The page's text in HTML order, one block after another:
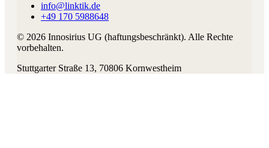
info@linktik.de
+49 170 5988648
© 2026 Innosirius UG (haftungsbeschränkt). Alle Rechte
vorbehalten.
Stuttgarter Straße 13, 70806 Kornwestheim